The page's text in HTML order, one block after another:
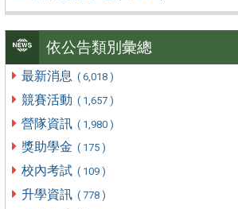
依公告類別彙總
最新消息 ( 6,018 )
競賽活動 ( 1,657 )
營隊資訊 ( 1,980 )
獎助學金 ( 175 )
校內考試 ( 109 )
升學資訊 ( 778 )